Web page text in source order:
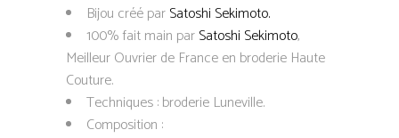
Bijou créé parSatoshi Sekimoto.
100% fait main parSatoshi Sekimoto,
Meilleur Ouvrier de France en broderie Haute
Couture.
Techniques : broderie Luneville.
Composition :